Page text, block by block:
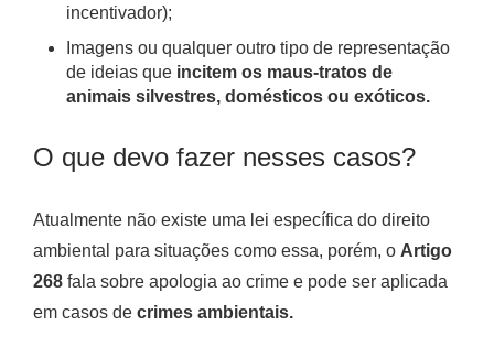
incentivador);
Imagens ou qualquer outro tipo de representação
de ideias que incitem os maus-tratos de
animais silvestres, domésticos ou exóticos.
O que devo fazer nesses casos?
Atualmente não existe uma lei específica do direito
ambiental para situações como essa, porém, o Artigo
268 fala sobre apologia ao crime e pode ser aplicada
em casos de crimes ambientais.